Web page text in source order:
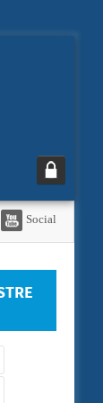
Social